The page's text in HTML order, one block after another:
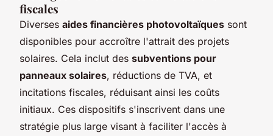
fiscales
Diverses aides financières photovoltaïques sont
disponibles pour accroître l'attrait des projets
solaires. Cela inclut des subventions pour
panneaux solaires, réductions de TVA, et
incitations fiscales, réduisant ainsi les coûts
initiaux. Ces dispositifs s'inscrivent dans une
stratégie plus large visant à faciliter l'accès à